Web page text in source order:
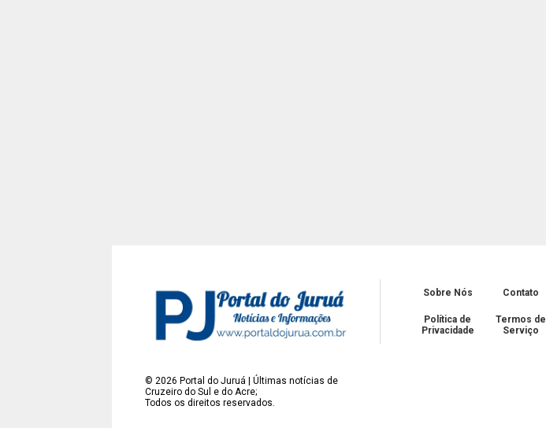
© 2026 Portal do Juruá | Últimas notícias de
Cruzeiro do Sul e do Acre;
Todos os direitos reservados.
Sobre Nós Contato
Política de
Privacidade
Termos de
Serviço